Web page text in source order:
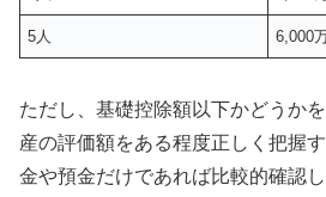
5人 6,000
ただし、基礎控除額以下かどうか
産の評価額をある程度正しく把握
金や預金だけであれば比較的確認